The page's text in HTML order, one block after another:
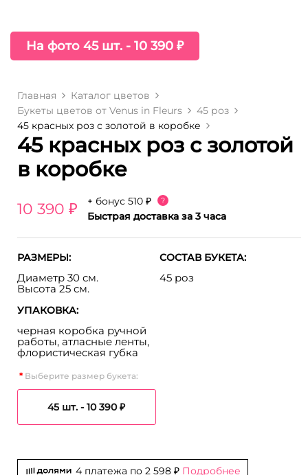
На фото 45 шт. - 10 390 ₽
Главная
Каталог цветов
Букеты цветов от Venus in Fleurs
45 роз
45 красных роз с золотой в коробке
45 красных роз с золотой
в коробке
10 390 ₽ + бонус 510 ₽ ?
Быстрая доставка за 3 часа
РАЗМЕРЫ:
Диаметр 30 см.
Высота 25 см.
СОСТАВ БУКЕТА:
45 роз
УПАКОВКА:
черная коробка ручной
работы, атласные ленты,
флористическая губка
Выберите размер букета:
45 шт. -10 390 ₽
4 платежа по 2 598 ₽ Подробнее